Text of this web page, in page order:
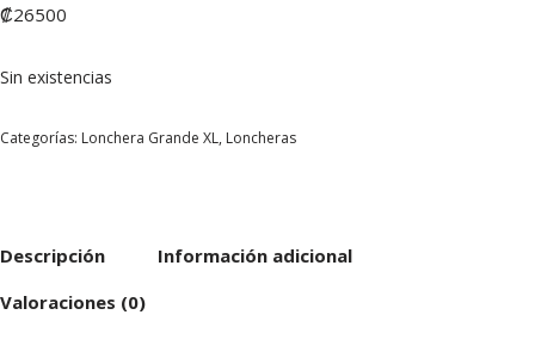
₡26500
Sin existencias
Categorías: Lonchera Grande XL, Loncheras
Descripción
Información adicional
Valoraciones (0)